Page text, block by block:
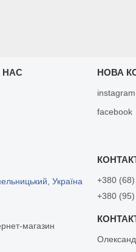
НАС НОВА
instagram
facebook
Україна
магазин
+380
+380